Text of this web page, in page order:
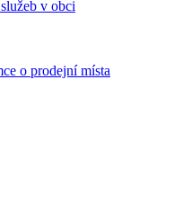
v obci
o prodejní místa